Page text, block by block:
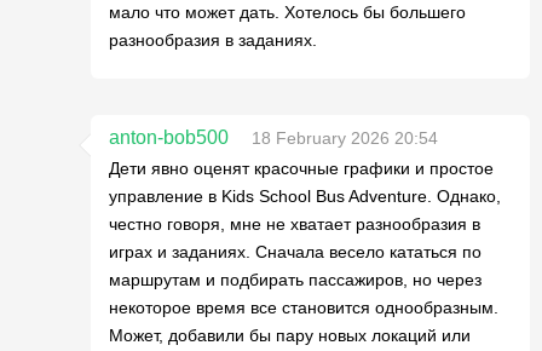
мало что может дать. Хотелось бы большего
разнообразия в заданиях.
anton-bob500
18 February 2026 20:54
Дети явно оценят красочные графики и простое
управление в Kids School Bus Adventure. Однако,
честно говоря, мне не хватает разнообразия в
играх и заданиях. Сначала весело кататься по
маршрутам и подбирать пассажиров, но через
некоторое время все становится однообразным.
Может, добавили бы пару новых локаций или